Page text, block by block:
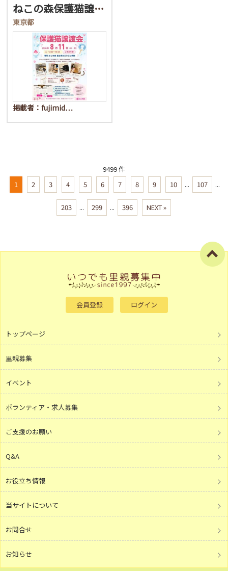
ねこの森保護猫譲渡会
東京都
掲載者：fujimid…
9499 件
1
2 3 4 5 6 7 8 9 10 ... 107 ...
203 ... 299 ... 396 NEXT »
会員登録 ログイン
トップページ
里親募集
イベント
ボランティア・求人募集
ご支援のお願い
Q&A
お役立ち情報
当サイトについて
お問合せ
お知らせ